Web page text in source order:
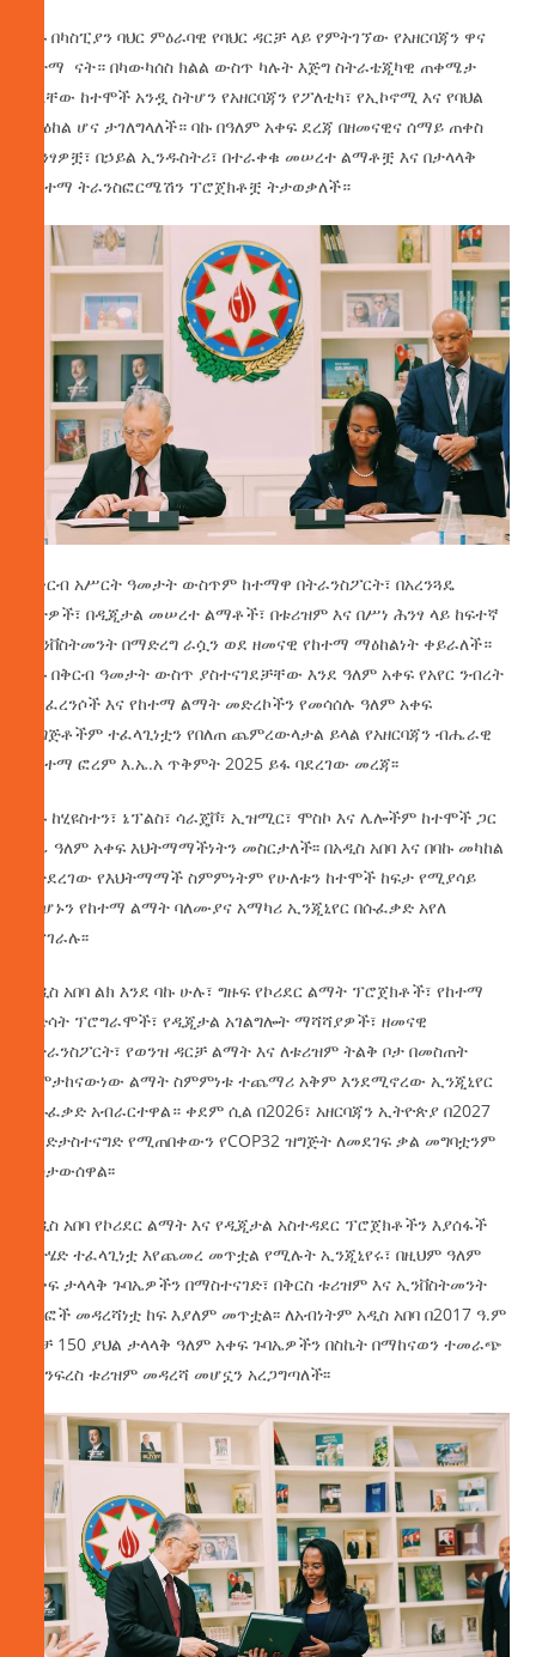
ባኩ በካስፒያን ባህር ምዕራባዊ የባህር ዳርቻ ላይ የምትገኘው የአዘርባጃን ዋና
ከተማ ናት። በካውካሰስ ክልል ውስጥ ካሉት እጅግ ስትራቴጂካዊ ጠቀሜታ
ካላቸው ከተሞች አንዷ ስትሆን የአዘርባጃን የፖለቲካ፣ የኢኮኖሚ እና የባህል
ማዕከል ሆና ታገለግላለች። ባኩ በዓለም አቀፍ ደረጃ በዘመናዊና ሰማይ ጠቀስ
ሕንፃዎቿ፣ በኃይል ኢንዱስትሪ፣ በተራቀቁ መሠረተ ልማቶቿ እና በታላላቅ
የከተማ ትራንስፎርሜሽን ፕሮጀክቶቿ ትታወቃለች።
በቅርብ አሥርት ዓመታት ውስጥም ከተማዋ በትራንስፖርት፣ በአረንጓዴ
ቦታዎች፣ በዲጂታል መሠረተ ልማቶች፣ በቱሪዝም እና በሥነ ሕንፃ ላይ ከፍተኛ
ኢንቨስትመንት በማድረግ ራሷን ወደ ዘመናዊ የከተማ ማዕከልነት ቀይራለች።
ባኩ በቅርብ ዓመታት ውስጥ ያስተናገደቻቸው እንደ ዓለም አቀፍ የአየር ንብረት
ኮንፈረንሶች እና የከተማ ልማት መድረኮችን የመሳሰሉ ዓለም አቀፍ
ዝግጅቶችም ተፈላጊነቷን የበለጠ ጨምረውላታል ይላል የአዘርባጃን ብሔራዊ
የከተማ ፎረም እ.ኤ.አ ጥቅምት 2025 ይፋ ባደረገው መረጃ፡፡
ባኩ ከሂዩስተን፣ ኔፕልስ፣ ሳራጄቮ፣ ኢዝሚር፣ ሞስኮ እና ሌሎችም ከተሞች ጋር
ሰፊ ዓለም አቀፍ እህትማማችነትን መስርታለች፡፡ በአዲስ አበባ እና በባኩ መካከል
የተደረገው የእህትማማች ስምምነትም የሁለቱን ከተሞች ከፍታ የሚያሳይ
መሆኑን የከተማ ልማት ባለሙያና አማካሪ ኢንጂኒየር በሱፈቃድ አየለ
ይናገራሉ፡፡
አዲስ አበባ ልክ እንደ ባኩ ሁሉ፣ ግዙፍ የኮሪደር ልማት ፕሮጀክቶች፣ የከተማ
እድሳት ፕሮግራሞች፣ የዲጂታል አገልግሎት ማሻሻያዎች፣ ዘመናዊ
የትራንስፖርት፣ የወንዝ ዳርቻ ልማት እና ለቱሪዝም ትልቅ ቦታ በመስጠት
ለምታከናውነው ልማት ስምምነቱ ተጨማሪ አቅም እንደሚኖረው ኢንጂኒየር
በሱፈቃድ አብራርተዋል። ቀደም ሲል በ2026፣ አዘርባጃን ኢትዮጵያ በ2027
እንድታስተናግድ የሚጠበቀውን የCOP32 ዝግጅት ለመደገፍ ቃል መግባቷንም
አስታውሰዋል፡፡
አዲስ አበባ የኮሪደር ልማት እና የዲጂታል አስተዳደር ፕሮጀክቶችን እያሰፋች
ስትሄድ ተፈላጊነቷ እየጨመረ መጥቷል የሚሉት ኢንጂኒየሩ፣ በዚህም ዓለም
አቀፍ ታላላቅ ጉባኤዎችን በማስተናገድ፣ በቅርስ ቱሪዝም እና ኢንቨስትመንት
ዘርፎች መዳረሻነቷ ከፍ እያለም መጥቷል፡፡ ለአብነትም አዲስ አበባ በ2017 ዓ.ም
ብቻ 150 ያህል ታላላቅ ዓለም አቀፍ ጉባኤዎችን በስኬት በማከናወን ተመራጭ
የኮንፍረስ ቱሪዝም መዳረሻ መሆኗን አረጋግጣለች፡፡